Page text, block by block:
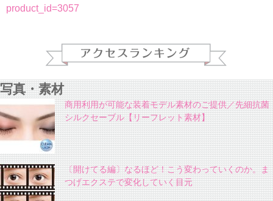
product_id=3057
写真・素材
商用利用が可能な装着モデル素材のご提供／先細抗菌
シルクセーブル【リーフレット素材】
〔開けてる編〕なるほど！こう変わっていくのか。ま
つげエクステで変化していく目元